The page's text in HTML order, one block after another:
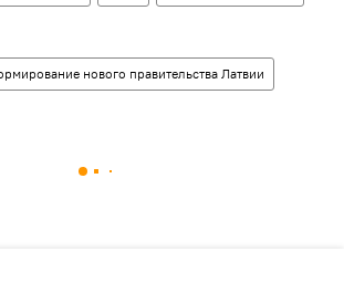
нового правительства Латвии